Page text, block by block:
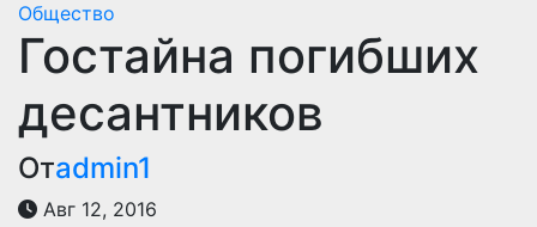
Общество
Гостайна погибших
десантников
Отadmin1
Авг 12, 2016